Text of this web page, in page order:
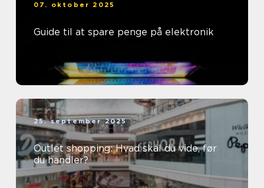
07. oktober 2025
Guide til at spare penge på elektronik
25. september 2025
Outlet shopping: Hvad skal du vide, før
du handler?